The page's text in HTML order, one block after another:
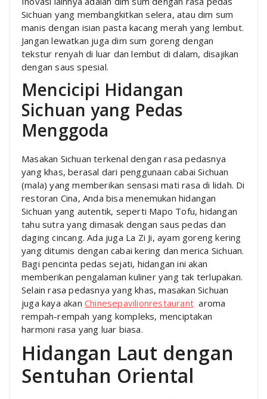
Sichuan yang membangkitkan selera, atau dim sum
manis dengan isian pasta kacang merah yang lembut.
Jangan lewatkan juga dim sum goreng dengan
tekstur renyah di luar dan lembut di dalam, disajikan
dengan saus spesial.
Mencicipi Hidangan
Sichuan yang Pedas
Menggoda
Masakan Sichuan terkenal dengan rasa pedasnya
yang khas, berasal dari penggunaan cabai Sichuan
(mala) yang memberikan sensasi mati rasa di lidah. Di
restoran Cina, Anda bisa menemukan hidangan
Sichuan yang autentik, seperti Mapo Tofu, hidangan
tahu sutra yang dimasak dengan saus pedas dan
daging cincang. Ada juga La Zi Ji, ayam goreng kering
yang ditumis dengan cabai kering dan merica Sichuan.
Bagi pencinta pedas sejati, hidangan ini akan
memberikan pengalaman kuliner yang tak terlupakan.
Selain rasa pedasnya yang khas, masakan Sichuan
juga kaya akan Chinesepavilionrestaurant aroma
rempah-rempah yang kompleks, menciptakan
harmoni rasa yang luar biasa.
Hidangan Laut dengan
Sentuhan Oriental